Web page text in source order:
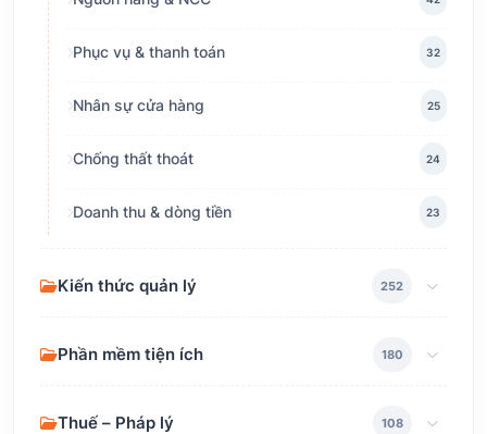
Phục vụ & thanh toán 32
Nhân sự cửa hàng 25
Chống thất thoát 24
Doanh thu & dòng tiền 23
Kiến thức quản lý 252
Phần mềm tiện ích 180
Thuế – Pháp lý 108